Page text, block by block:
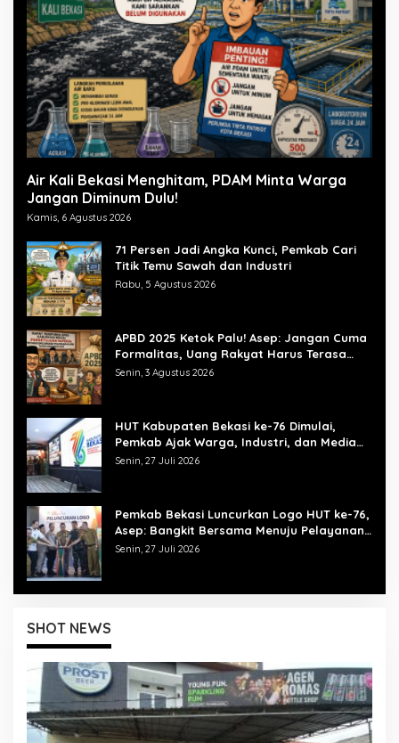
Air Kali Bekasi Menghitam, PDAM Minta Warga
Jangan Diminum Dulu!
Kamis, 6 Agustus 2026
71 Persen Jadi Angka Kunci, Pemkab Cari
Titik Temu Sawah dan Industri
Rabu, 5 Agustus 2026
APBD 2025 Ketok Palu! Asep: Jangan Cuma
Formalitas, Uang Rakyat Harus Terasa
Manfaatnya
Senin, 3 Agustus 2026
HUT Kabupaten Bekasi ke-76 Dimulai,
Pemkab Ajak Warga, Industri, dan Media
Kibarkan Semangat “Bangkit Bersama”
Senin, 27 Juli 2026
Pemkab Bekasi Luncurkan Logo HUT ke-76,
Asep: Bangkit Bersama Menuju Pelayanan
yang Lebih Baik
Senin, 27 Juli 2026
SHOT NEWS